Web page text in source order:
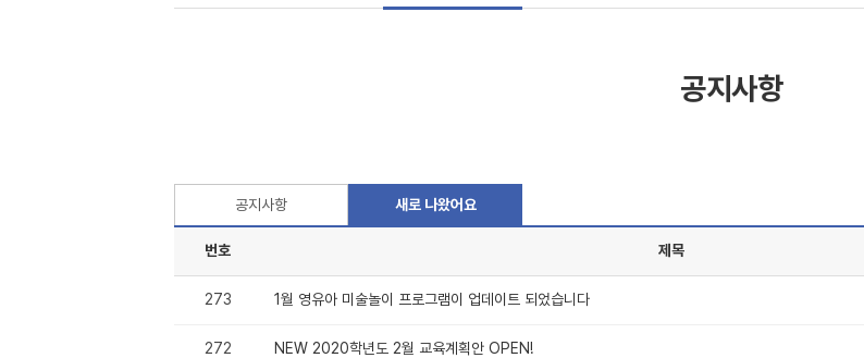
공지사항
공지사항 새로 나왔어요
번호 제목
273 1월 영유아 미술놀이 프로그램이 업데이트 되었습니다
272 NEW 2020학년도 2월 교육계획안 OPEN!